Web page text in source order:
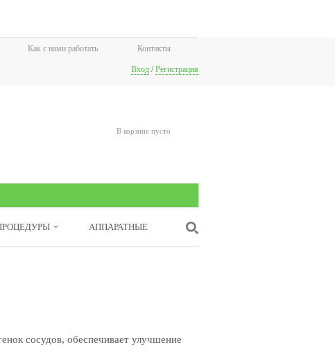
Как с нами работать Контакты
Вход / Регистрация
В корзине пусто
АППАРАТНЫЕ
сосудов, обеспечивает улучшение